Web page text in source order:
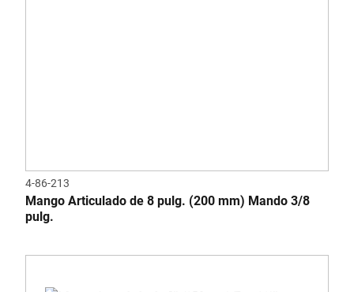
4-86-213
Mango Articulado de 8 pulg. (200 mm) Mando 3/8
pulg.